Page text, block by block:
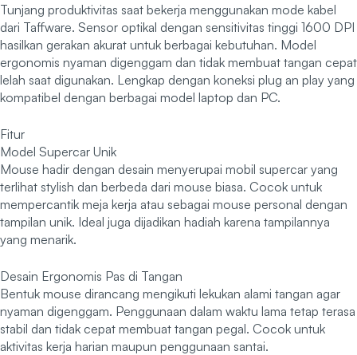
Tunjang produktivitas saat bekerja menggunakan mode kabel
dari Taffware. Sensor optikal dengan sensitivitas tinggi 1600 DPI
hasilkan gerakan akurat untuk berbagai kebutuhan. Model
ergonomis nyaman digenggam dan tidak membuat tangan cepat
lelah saat digunakan. Lengkap dengan koneksi plug an play yang
kompatibel dengan berbagai model laptop dan PC.
Fitur
Model Supercar Unik
Mouse hadir dengan desain menyerupai mobil supercar yang
terlihat stylish dan berbeda dari mouse biasa. Cocok untuk
mempercantik meja kerja atau sebagai mouse personal dengan
tampilan unik. Ideal juga dijadikan hadiah karena tampilannya
yang menarik.
Desain Ergonomis Pas di Tangan
Bentuk mouse dirancang mengikuti lekukan alami tangan agar
nyaman digenggam. Penggunaan dalam waktu lama tetap terasa
stabil dan tidak cepat membuat tangan pegal. Cocok untuk
aktivitas kerja harian maupun penggunaan santai.